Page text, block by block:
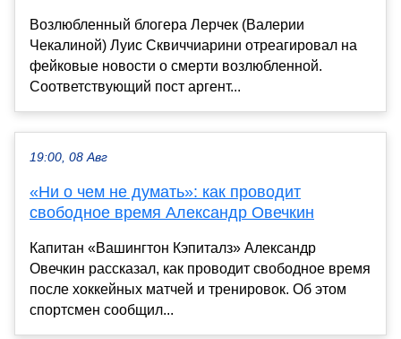
Возлюбленный блогера Лерчек (Валерии
Чекалиной) Луис Сквиччиарини отреагировал на
фейковые новости о смерти возлюбленной.
Соответствующий пост аргент...
19:00, 08 Авг
«Ни о чем не думать»: как проводит
свободное время Александр Овечкин
Капитан «Вашингтон Кэпиталз» Александр
Овечкин рассказал, как проводит свободное время
после хоккейных матчей и тренировок. Об этом
спортсмен сообщил...